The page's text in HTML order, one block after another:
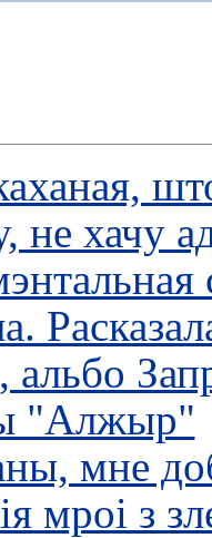
не хачу
альбо
"Алжыр"
мне
мроі з